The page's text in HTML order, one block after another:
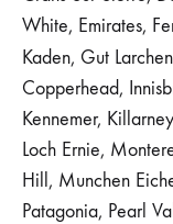
White, Emirates,
Kaden, Gut
Copperhead,
Kennemer,
Loch Ernie,
Hill, Munchen
Patagonia, Pearl